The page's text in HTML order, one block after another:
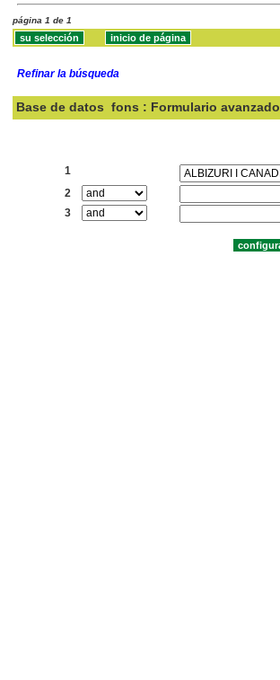
página 1 de 1
Refinar la búsqueda
Base de datos fons : Formulario avanzado
1
2
3